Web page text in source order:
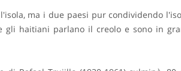
ma i due paesi pur condividendo
gli haitiani parlano il creolo e sono in